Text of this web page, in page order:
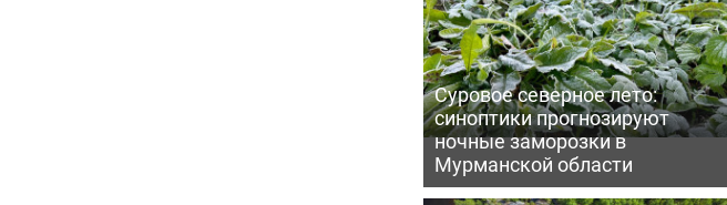
Суровое северное лето:
синоптики прогнозируют
ночные заморозки в
Мурманской области